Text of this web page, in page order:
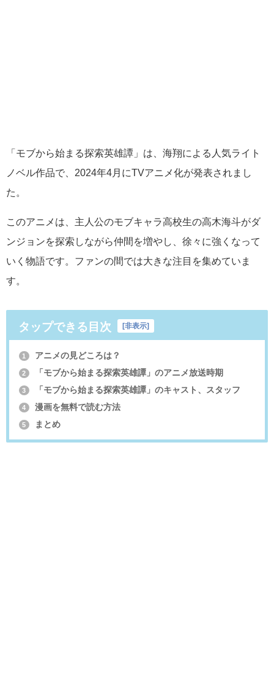
「モブから始まる探索英雄譚」は、海翔による人気ライト
ノベル作品で、2024年4月にTVアニメ化が発表されまし
た。
このアニメは、主人公のモブキャラ高校生の高木海斗がダ
ンジョンを探索しながら仲間を増やし、徐々に強くなって
いく物語です。ファンの間では大きな注目を集めていま
す。
タップできる目次 [非表示]
1 アニメの見どころは？
2 「モブから始まる探索英雄譚」のアニメ放送時期
3 「モブから始まる探索英雄譚」のキャスト、スタッフ
4 漫画を無料で読む方法
5 まとめ